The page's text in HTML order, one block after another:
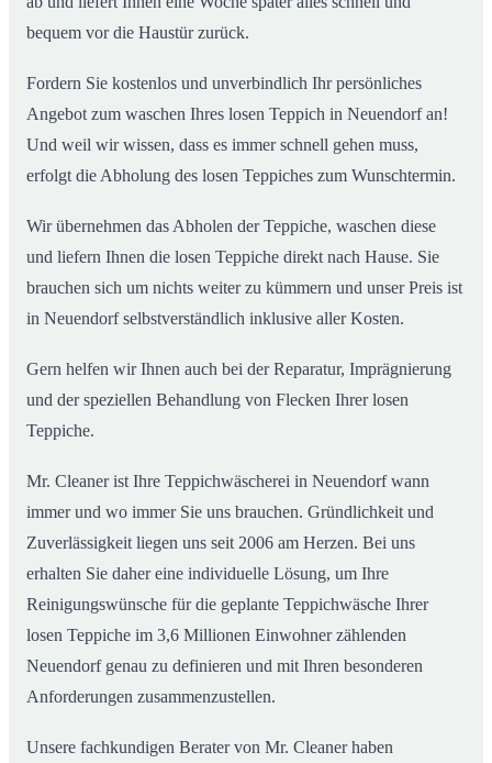
bequem vor die Haustür zurück.
Fordern Sie kostenlos und unverbindlich Ihr persönliches
Angebot zum waschen Ihres losen Teppich in Neuendorf an!
Und weil wir wissen, dass es immer schnell gehen muss,
erfolgt die Abholung des losen Teppiches zum Wunschtermin.
Wir übernehmen das Abholen der Teppiche, waschen diese
und liefern Ihnen die losen Teppiche direkt nach Hause. Sie
brauchen sich um nichts weiter zu kümmern und unser Preis ist
in Neuendorf selbstverständlich inklusive aller Kosten.
Gern helfen wir Ihnen auch bei der Reparatur, Imprägnierung
und der speziellen Behandlung von Flecken Ihrer losen
Teppiche.
Mr. Cleaner ist Ihre Teppichwäscherei in Neuendorf wann
immer und wo immer Sie uns brauchen. Gründlichkeit und
Zuverlässigkeit liegen uns seit 2006 am Herzen. Bei uns
erhalten Sie daher eine individuelle Lösung, um Ihre
Reinigungswünsche für die geplante Teppichwäsche Ihrer
losen Teppiche im 3,6 Millionen Einwohner zählenden
Neuendorf genau zu definieren und mit Ihren besonderen
Anforderungen zusammenzustellen.
Unsere fachkundigen Berater von Mr. Cleaner haben